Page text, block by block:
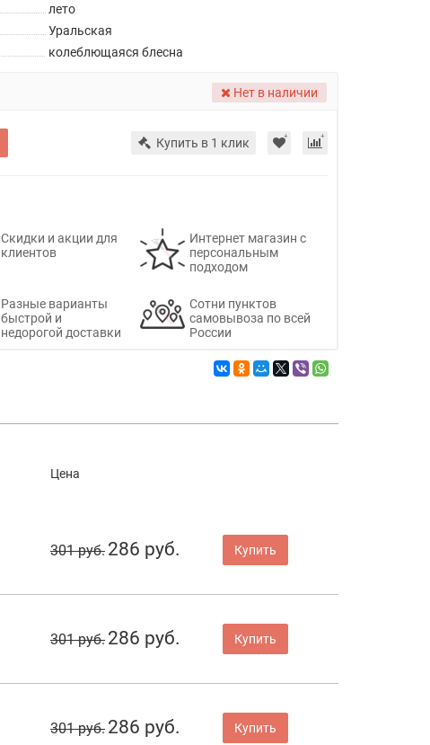
лето
Уральская
колеблющаяся блесна
Нет в наличии
Купить в 1 клик
Скидки и акции для
клиентов
Интернет магазин с
персональным
подходом
Разные варианты
быстрой и
недорогой доставки
Сотни пунктов
самовывоза по всей
России
Цена
301 руб. 286 руб. Купить
301 руб. 286 руб. Купить
301 руб. 286 руб. Купить